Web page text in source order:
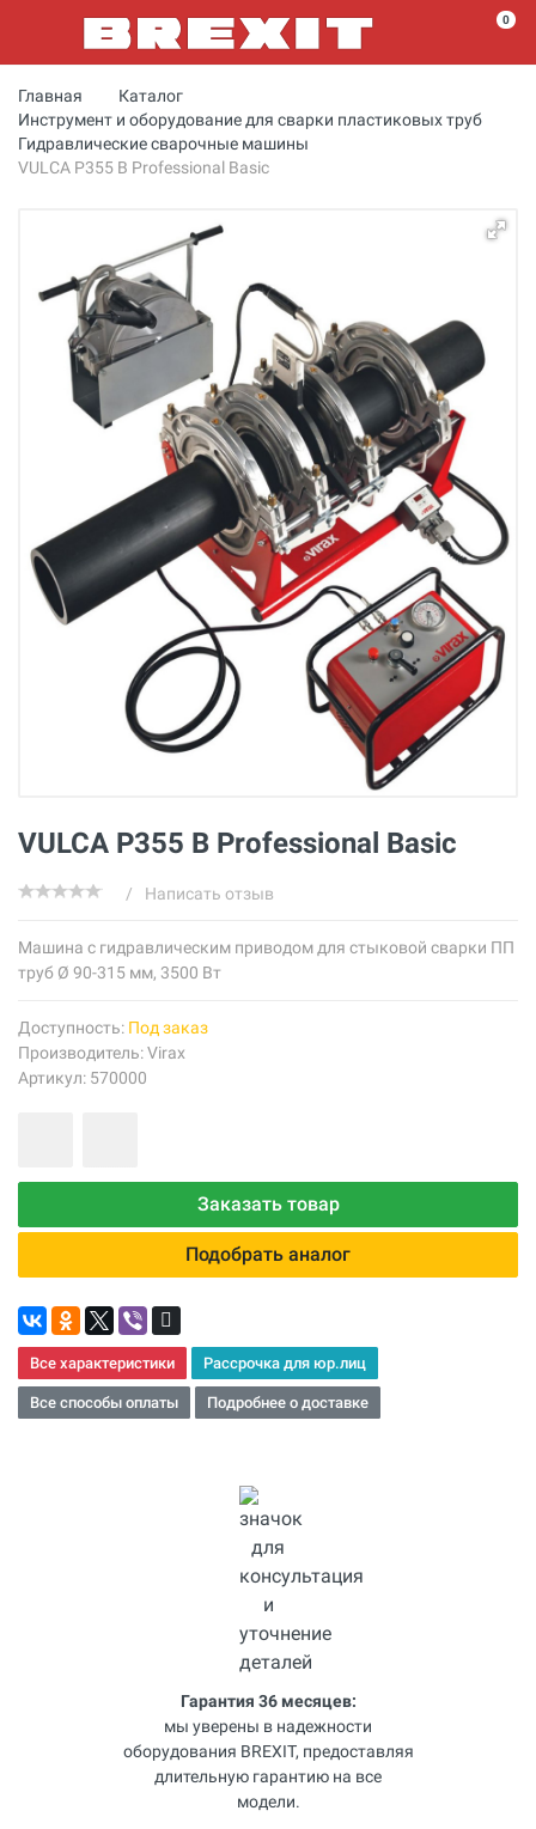
0
Главная
Каталог
Инструмент и оборудование для сварки пластиковых труб
Гидравлические сварочные машины
VULCA P355 B Professional Basic
VULCA P355 B Professional Basic
/ Написать отзыв
Машина с гидравлическим приводом для стыковой сварки ПП
труб Ø 90-315 мм, 3500 Вт
Доступность: Под заказ
Производитель:Virax
Артикул: 570000
Заказать товар
Подобрать аналог
Все характеристики Рассрочка для юр.лиц
Все способы оплаты Подробнее о доставке
Гарантия 36 месяцев:
мы уверены в надежности
оборудования BREXIT, предоставляя
длительную гарантию на все
модели.